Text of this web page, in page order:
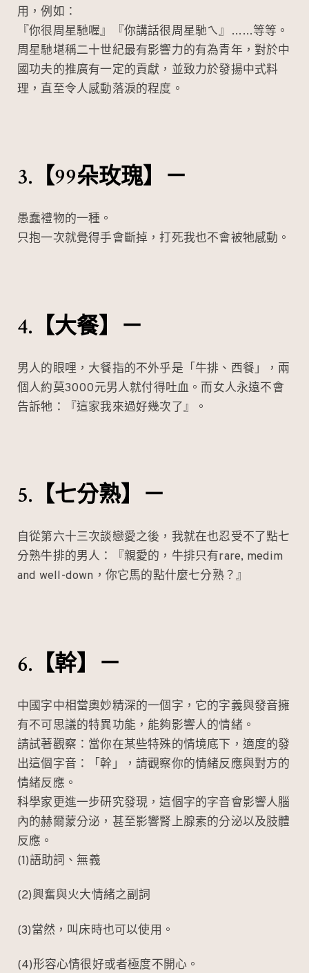
用，例如：
『你很周星馳喔』『你講話很周星馳ㄟ』……等等。
周星馳堪稱二十世紀最有影響力的有為青年，對於中
國功夫的推廣有一定的貢獻，並致力於發揚中式料
理，直至令人感動落淚的程度。
3.【99朵玫瑰】－
愚蠢禮物的一種。
只抱一次就覺得手會斷掉，打死我也不會被牠感動。
4.【大餐】－
男人的眼哩，大餐指的不外乎是「牛排、西餐」，兩
個人約莫3000元男人就付得吐血。而女人永遠不會
告訴牠：『這家我來過好幾次了』。
5.【七分熟】－
自從第六十三次談戀愛之後，我就在也忍受不了點七
分熟牛排的男人：『親愛的，牛排只有rare, medim
and well-down，你它馬的點什麼七分熟？』
6.【幹】－
中國字中相當奧妙精深的一個字，它的字義與發音擁
有不可思議的特異功能，能夠影響人的情緒。
請試著觀察：當你在某些特殊的情境底下，適度的發
出這個字音：「幹」，請觀察你的情緒反應與對方的
情緒反應。
科學家更進一步研究發現，這個字的字音會影響人腦
內的赫爾蒙分泌，甚至影響腎上腺素的分泌以及肢體
反應。
(1)語助詞、無義
(2)興奮與火大情緒之副詞
(3)當然，叫床時也可以使用。
(4)形容心情很好或者極度不開心。